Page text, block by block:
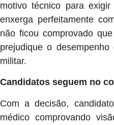
motivo técnico para
enxerga perfeitamente
não ficou comprovado
prejudique o
militar.
Candidatos seguem no
Com a decisão,
médico comprovando